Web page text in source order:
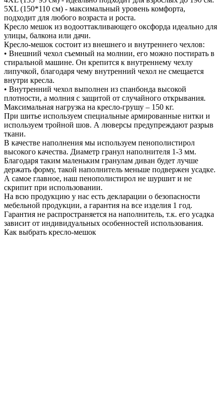
5XL (150*110 см) - максимальный уровень комфорта,
подходит для любого возраста и роста.
Кресло мешок из водооттакливающего оксфорда идеально для
улицы, балкона или дачи.
Кресло-мешок состоит из внешнего и внутреннего чехлов:
• Внешний чехол съемный на молнии, его можно постирать в
стиральной машине. Он крепится к внутреннему чехлу
липучкой, благодаря чему внутренний чехол не смещается
внутри кресла.
• Внутренний чехол выполнен из спанбонда высокой
плотности, а молния с защитой от случайного открывания.
Максимальная нагрузка на кресло-грушу – 150 кг.
При шитье используем специальные армированные нитки и
используем тройной шов. А люверсы предупреждают разрыв
ткани.
В качестве наполнения мы используем пенополистирол
высокого качества. Диаметр гранул наполнителя 1-3 мм.
Благодаря таким маленьким гранулам диван будет лучше
держать форму, такой наполнитель меньше подвержен усадке.
А самое главное, наш пенополистирол не шуршит и не
скрипит при использовании.
На всю продукцию у нас есть декларации о безопасности
мебельной продукции, а гарантия на все изделия 1 год.
Гарантия не распространяется на наполнитель, т.к. его усадка
зависит от индивидуальных особенностей использования.
Как выбрать кресло-мешок